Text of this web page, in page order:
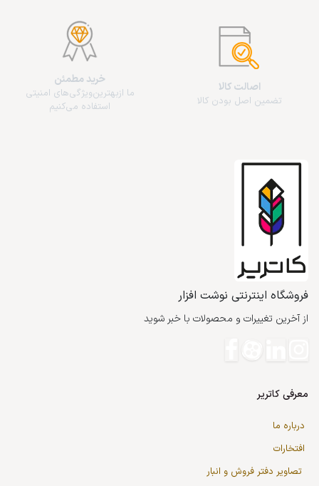
اصالت کالا
تضمین اصل بودن کالا
خرید مطمئن
ما از‌بهترین‌ویژگی‌های امنیتی
استفاده می‌کنیم
فروشگاه اینترنتی نوشت افزار
از آخرین تغییرات و محصولات با خبر شوید
معرفی کاتریر
درباره ما
افتخارات
تصاویر دفتر فروش و انبار